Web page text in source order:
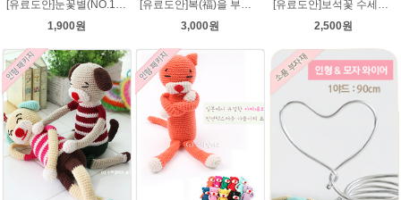
1,900원
3,000원
2,500원